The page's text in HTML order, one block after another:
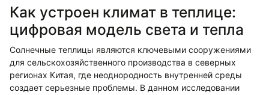
Как устроен климат в теплице:
цифровая модель света и тепла
Солнечные теплицы являются ключевыми сооружениями
для сельскохозяйственного производства в северных
регионах Китая, где неоднородность внутренней среды
создает серьезные проблемы. В данном исследовании